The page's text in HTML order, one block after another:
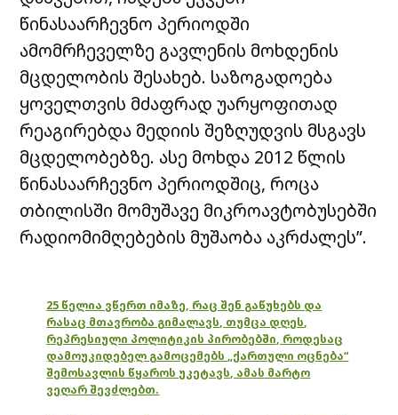
წინასაარჩევნო პერიოდში
ამომრჩეველზე გავლენის მოხდენის
მცდელობის შესახებ. საზოგადოება
ყოველთვის მძაფრად უარყოფითად
რეაგირებდა მედიის შეზღუდვის მსგავს
მცდელობებზე. ასე მოხდა 2012 წლის
წინასაარჩევნო პერიოდშიც, როცა
თბილისში მომუშავე მიკროავტობუსებში
რადიომიმღებების მუშაობა აკრძალეს”.
25 წელია ვწერთ იმაზე, რაც შენ გაწუხებს და
რასაც მთავრობა გიმალავს, თუმცა დღეს,
რეპრესიული პოლიტიკის პირობებში, როდესაც
დამოუკიდებელ გამოცემებს „ქართული ოცნება“
შემოსავლის წყაროს უკეტავს, ამას მარტო
ვეღარ შევძლებთ.